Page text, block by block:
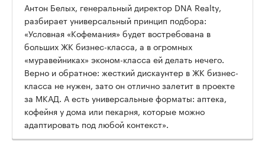
Антон Белых, генеральный директор DNA Realty,
разбирает универсальный принцип подбора:
«Условная «Кофемания» будет востребована в
больших ЖК бизнес-класса, а в огромных
«муравейниках» эконом-класса ей делать нечего.
Верно и обратное: жесткий дискаунтер в ЖК бизнес-
класса не нужен, зато он отлично залетит в проекте
за МКАД. А есть универсальные форматы: аптека,
кофейня у дома или пекарня, которые можно
адаптировать под любой контекст».